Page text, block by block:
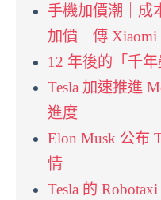
手機加價潮｜成
加價 傳 Xiaomi
12 年後的「千
Tesla 加速推進
進度
Elon Musk 公布
情
Tesla 的